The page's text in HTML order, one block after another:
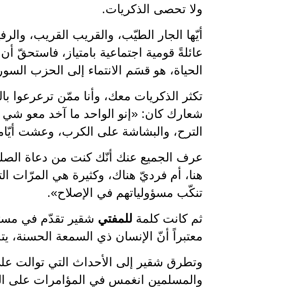
ولا تحصى الذكريات.
أيّها الجار الطيّب، والقريب القريب،
عائلةً قومية اجتماعية بامتياز، فاستحقّ
الحياة، هو قسَم الانتماء إلى الحزب
تكثر الذكريات معك، وأنا ممّن ترعرعوا
شعارك كان: «إنو الواحد ما آخد معو شي
الترح، والبشاشة على الكرب، وعشت
عرف الجميع عنك أنّك كنت من دعاة
هنا، أم فرديّ هناك، وكثيرة هي المرّات
تنكّب مسؤولياتهم في الإصلاح».
ثم كانت كلمة للمفتي شقير تقدّم في
معتبراً أنّ الإنسان ذي السمعة الحسنة،
وتطرق شقير إلى الأحداث التي توالت
والمسلمين انغمس في المؤامرات على